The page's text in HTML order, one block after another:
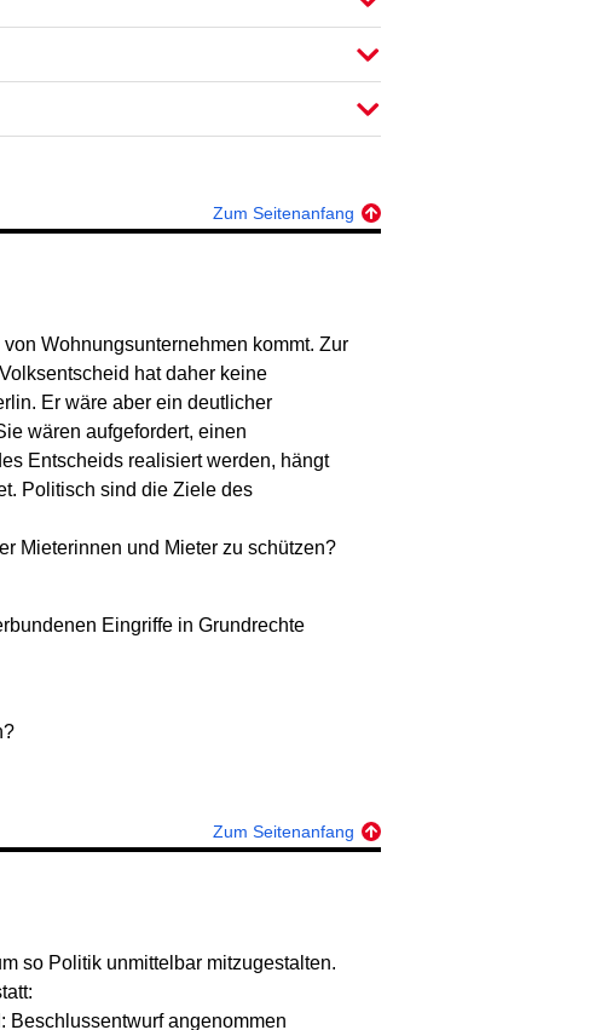
Zum Seitenanfang
Wohnungsunternehmen kommt. Zur
hat daher keine
Er wäre aber ein deutlicher
wären aufgefordert, einen
Entscheids realisiert werden, hängt
Politisch sind die Ziele des
Mieterinnen und Mieter zu schützen?
Eingriffe in Grundrechte
Zum Seitenanfang
so Politik unmittelbar mitzugestalten.
Beschlussentwurf angenommen